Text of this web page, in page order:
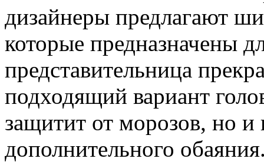
дизайнеры предлагают
которые предназначены
представительница
подходящий вариант
защитит от морозов, но и
дополнительного